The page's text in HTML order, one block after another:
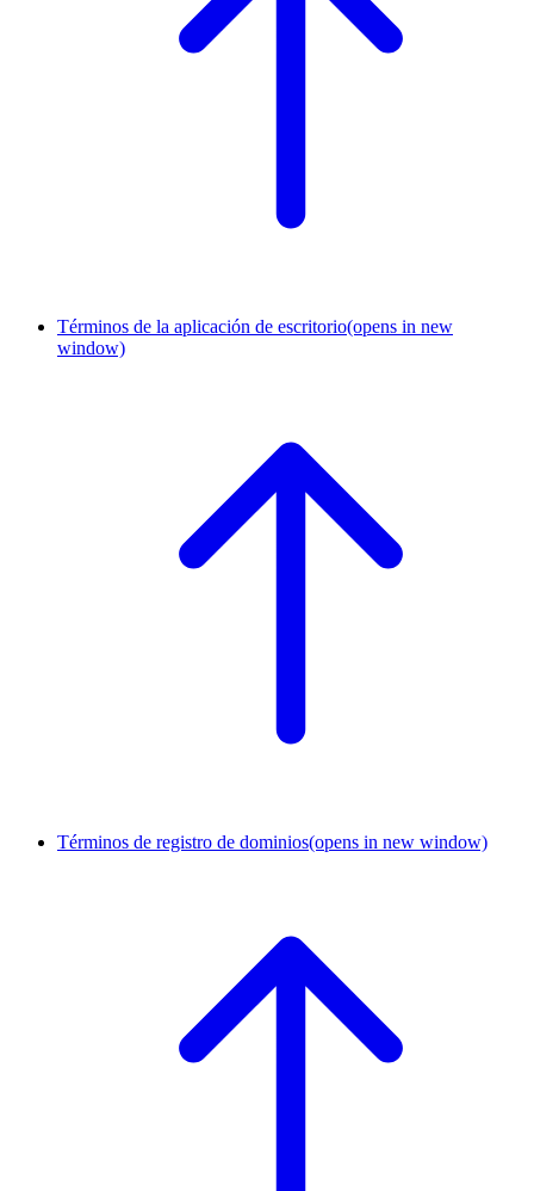
Términos de la aplicación de escritorio(opens in new
window)
Términos de registro de dominios(opens in new window)